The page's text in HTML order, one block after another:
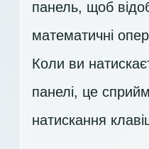
панель, щоб
математичні
Коли ви
панелі, це
натискання